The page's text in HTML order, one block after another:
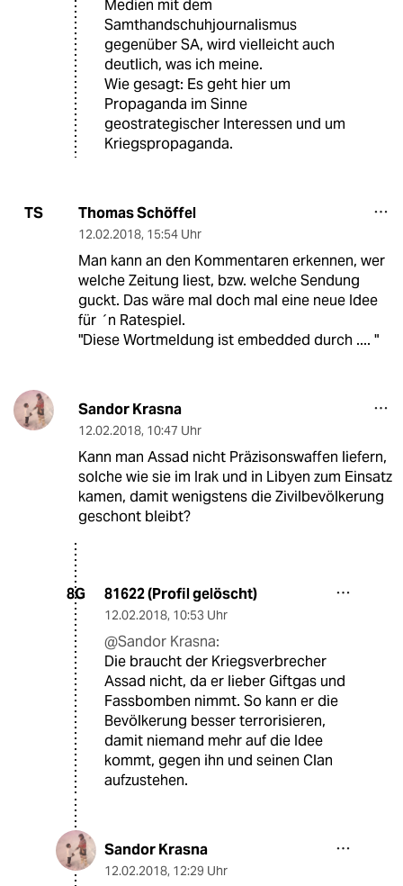
Medien mit dem
Samthandschuhjournalismus
gegenüber SA, wird vielleicht auch
deutlich, was ich meine.
Wie gesagt: Es geht hier um
Propaganda im Sinne
geostrategischer Interessen und um
Kriegspropaganda.
TS Thomas Schöffel
12.02.2018, 15:54 Uhr
Man kann an den Kommentaren erkennen, wer
welche Zeitung liest, bzw. welche Sendung
guckt. Das wäre mal doch mal eine neue Idee
für ´n Ratespiel.
"Diese Wortmeldung ist embedded durch .... "
Sandor Krasna
12.02.2018, 10:47 Uhr
Kann man Assad nicht Präzisonswaffen liefern,
solche wie sie im Irak und in Libyen zum Einsatz
kamen, damit wenigstens die Zivilbevölkerung
geschont bleibt?
8G 81622 (Profil gelöscht)
12.02.2018, 10:53 Uhr
@Sandor Krasna:
Die braucht der Kriegsverbrecher
Assad nicht, da er lieber Giftgas und
Fassbomben nimmt. So kann er die
Bevölkerung besser terrorisieren,
damit niemand mehr auf die Idee
kommt, gegen ihn und seinen Clan
aufzustehen.
Sandor Krasna
12.02.2018, 12:29 Uhr